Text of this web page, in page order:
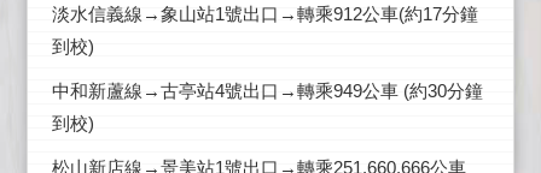
淡水信義線→象山站1號出口→轉乘912公車(約17分鐘
到校)
中和新蘆線→古亭站4號出口→轉乘949公車 (約30分鐘
到校)
松山新店線→景美站1號出口→轉乘251.660.666公車